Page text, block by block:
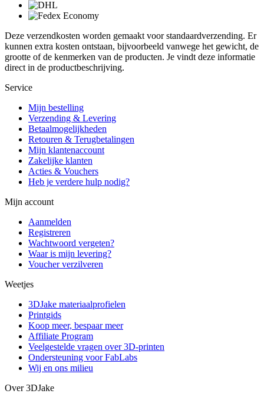
Deze verzendkosten worden gemaakt voor standaardverzending. Er
kunnen extra kosten ontstaan, bijvoorbeeld vanwege het gewicht, de
grootte of de kenmerken van de producten. Je vindt deze informatie
direct in de productbeschrijving.
Service
Mijn bestelling
Verzending & Levering
Betaalmogelijkheden
Retouren & Terugbetalingen
Mijn klantenaccount
Zakelijke klanten
Acties & Vouchers
Heb je verdere hulp nodig?
Mijn account
Aanmelden
Registreren
Wachtwoord vergeten?
Waar is mijn levering?
Voucher verzilveren
Weetjes
3DJake materiaalprofielen
Printgids
Koop meer, bespaar meer
Affiliate Program
Veelgestelde vragen over 3D-printen
Ondersteuning voor FabLabs
Wij en ons milieu
Over 3DJake